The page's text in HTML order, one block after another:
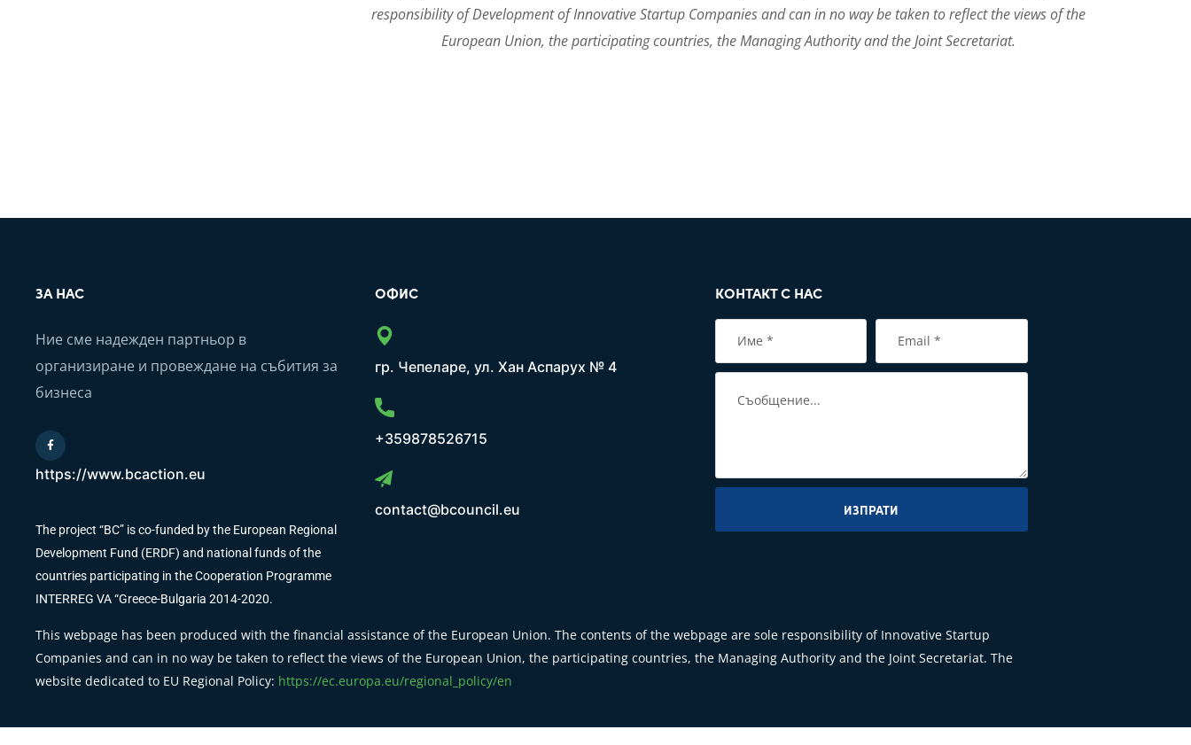
responsibility of Development of Innovative Startup Companies and can in no way be taken to reflect the views of the
European Union, the participating countries, the Managing Authority and the Joint Secretariat.
ЗА НАС
Ние сме надежден партньор в
организиране и провеждане на събития за
бизнеса
https://www.bcaction.eu
The project “BC” is co-funded by the European Regional
Development Fund (ERDF) and national funds of the
countries participating in the Cooperation Programme
INTERREG VA “Greece-Bulgaria 2014-2020.
ОФИС
гр. Чепеларе, ул. Хан Аспарух № 4
+359878526715
contact@bcouncil.eu
КОНТАКТ С НАС
ИЗПРАТИ
This webpage has been produced with the financial assistance of the European Union. The contents of the webpage are sole responsibility of Innovative Startup
Companies and can in no way be taken to reflect the views of the European Union, the participating countries, the Managing Authority and the Joint Secretariat. The
website dedicated to EU Regional Policy: https://ec.europa.eu/regional_policy/en